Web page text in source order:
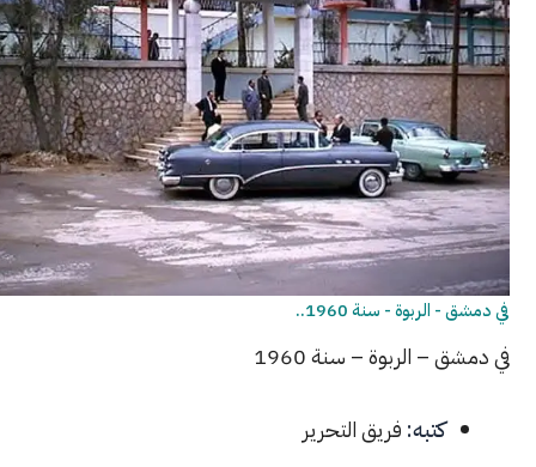
- سنة 1960..
الربوة – سنة 1960
فريق التحرير